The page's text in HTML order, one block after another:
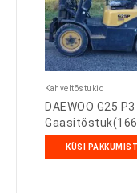
Kahveltõstukid
DAEWOO G25 P3
KÜSI PAKKUMIST